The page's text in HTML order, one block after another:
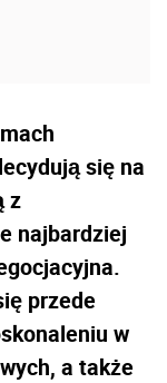
się na
z
najbardziej
przede
w
a także